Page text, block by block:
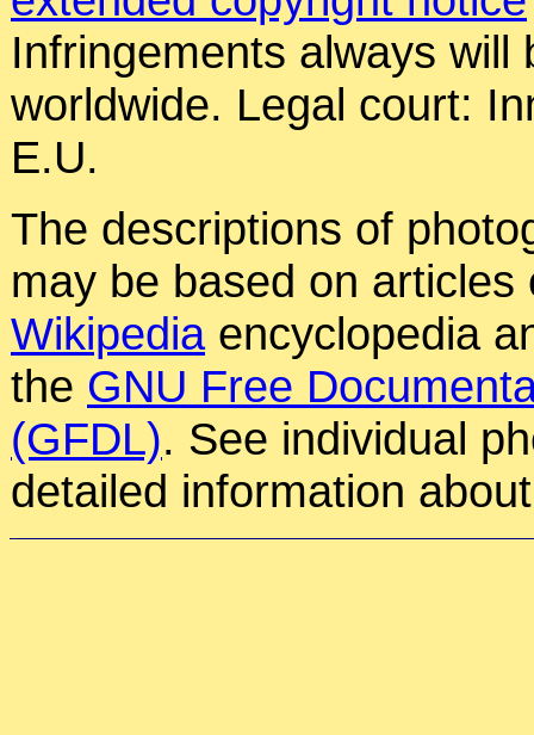
Infringements always will
worldwide. Legal court:
E.U.
The descriptions of
may be based on articles
Wikipediaencyclopedia
the GNU Free
(GFDL). See individual
detailed information